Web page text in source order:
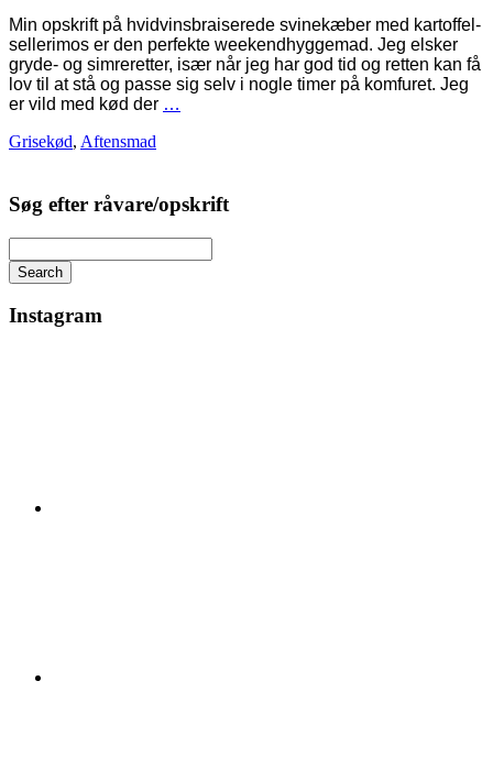
Min opskrift på hvidvinsbraiserede svinekæber med kartoffel-
sellerimos er den perfekte weekendhyggemad. Jeg elsker
gryde- og simreretter, især når jeg har god tid og retten kan få
lov til at stå og passe sig selv i nogle timer på komfuret. Jeg
er vild med kød der …
Grisekød, Aftensmad
Søg efter råvare/opskrift
Search
Instagram